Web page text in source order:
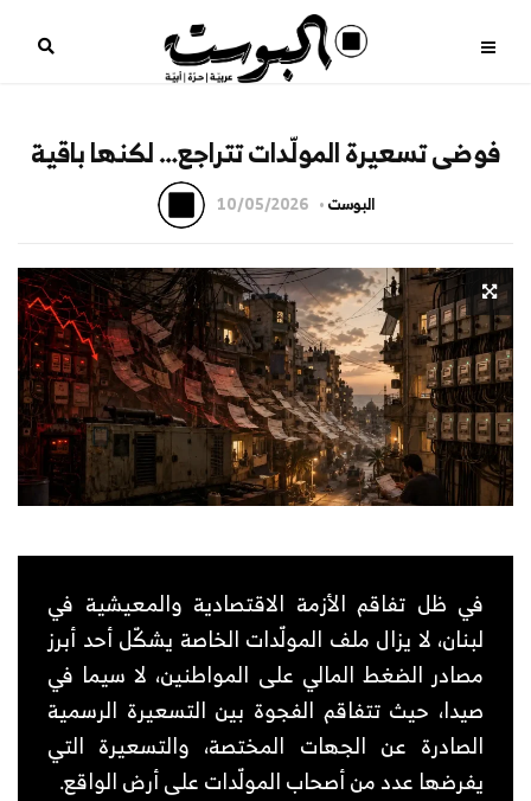
فوضى تسعيرة المولّدات تتراجع… لكنها باقية
البوست 10/05/2026
في ظل تفاقم الأزمة الاقتصادية والمعيشية في
لبنان، لا يزال ملف المولّدات الخاصة يشكّل أحد أبرز
مصادر الضغط المالي على المواطنين، لا سيما في
صيدا، حيث تتفاقم الفجوة بين التسعيرة الرسمية
الصادرة عن الجهات المختصة، والتسعيرة التي
يفرضها عدد من أصحاب المولّدات على أرض الواقع.